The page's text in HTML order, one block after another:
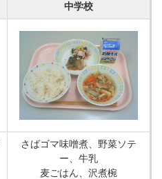
中学校
さばゴマ味噌煮、野菜ソテ
ー、牛乳
麦ごはん、沢煮椀